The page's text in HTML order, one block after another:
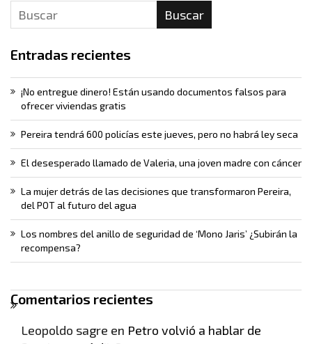
Buscar
Entradas recientes
¡No entregue dinero! Están usando documentos falsos para
ofrecer viviendas gratis
Pereira tendrá 600 policías este jueves, pero no habrá ley seca
El desesperado llamado de Valeria, una joven madre con cáncer
La mujer detrás de las decisiones que transformaron Pereira,
del POT al futuro del agua
Los nombres del anillo de seguridad de ‘Mono Jaris’ ¿Subirán la
recompensa?
Comentarios recientes
Leopoldo sagre en Petro volvió a hablar de